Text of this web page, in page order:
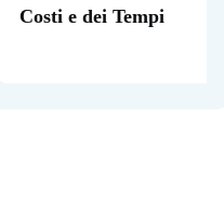
Costi e dei Tempi